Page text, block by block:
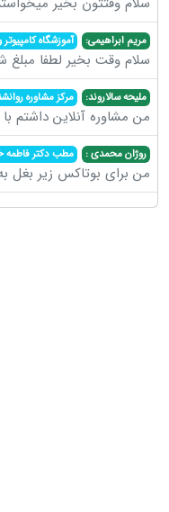
مریم ابراهیمی: آموزشگاه
سلام وقت بخیر لطفا مبلغ
ملیحه سالاروند: مرکز مشاوره
من مشاوره آنلاین داشتم
روژان محمدی : مطب دکتر فاطمه
من برای بوتاکس زیر بغل